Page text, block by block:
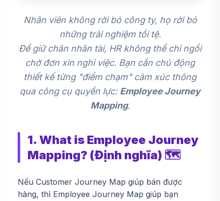
Vẽ Lại Bản Đồ Trải Nghiệm
Nhân Viên
Nhân viên không rời bỏ công ty, họ rời bỏ
những trải nghiệm tồi tệ.
Để giữ chân nhân tài, HR không thể chỉ ngồi
chờ đơn xin nghỉ việc. Bạn cần chủ động
thiết kế từng "điểm chạm" cảm xúc thông
qua công cụ quyền lực: Employee Journey
Mapping.
1. What is Employee Journey
Mapping? (Định nghĩa) 🗺️
Nếu Customer Journey Map giúp bán được
hàng, thì Employee Journey Map giúp bạn